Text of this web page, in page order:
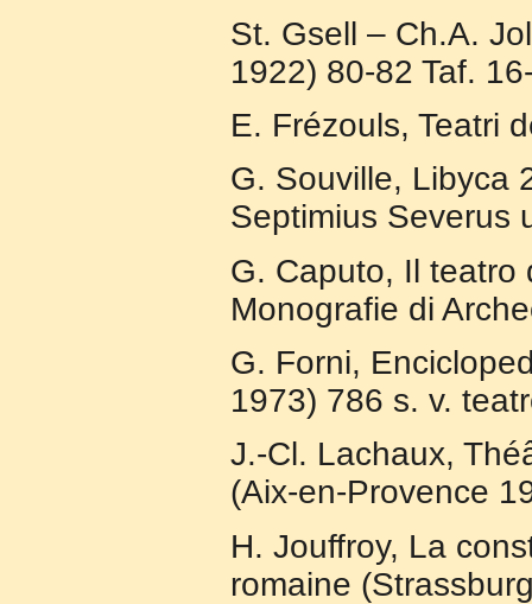
St. Gsell – Ch.A.
1922) 80-82 Taf.
E. Frézouls, Teatri
G. Souville, Libyca
Septimius Severus
G. Caputo, Il teatro
Monografie di
G. Forni,
1973) 786 s. v.
J.-Cl. Lachaux,
(Aix-en-Provence
H. Jouffroy, La
romaine